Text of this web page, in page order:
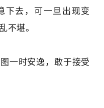
下去，可一旦出现变
不堪。
一时安逸，敢于接受